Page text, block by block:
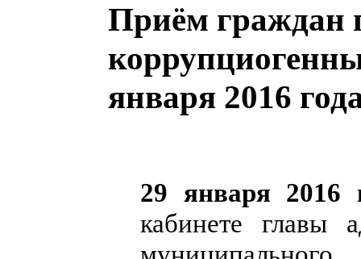
Приём граждан
января 2016
29 января 2016
кабинете главы